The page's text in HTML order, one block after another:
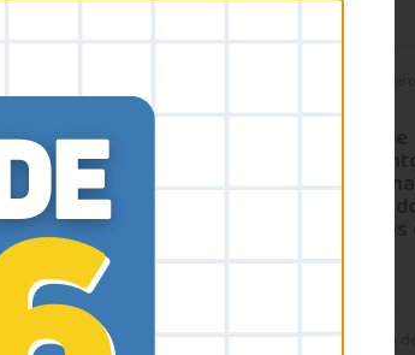
Eventos
Reunião de
Sindicato
Grosso
30 de Janeiro